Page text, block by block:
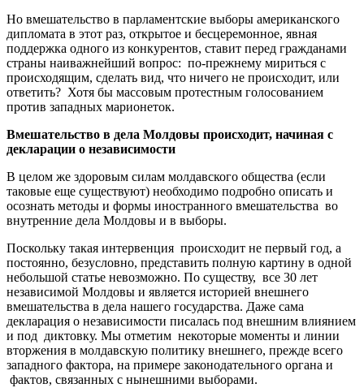
Но вмешательство в парламентские выборы американского
дипломата в этот раз, открытое и бесцеремонное, явная
поддержка одного из конкурентов, ставит перед гражданами
страны наиважнейший вопрос: по-прежнему мириться с
происходящим, сделать вид, что ничего не происходит, или
ответить? Хотя бы массовым протестным голосованием
против западных марионеток.
Вмешательство в дела Молдовы происходит, начиная с
декларации о независимости
В целом же здоровым силам молдавского общества (если
таковые еще существуют) необходимо подробно описать и
осознать методы и формы иностранного вмешательства во
внутренние дела Молдовы и в выборы.
Поскольку такая интервенция происходит не первый год, а
постоянно, безусловно, представить полную картину в одной
небольшой статье невозможно. По существу, все 30 лет
независимой Молдовы и является историей внешнего
вмешательства в дела нашего государства. Даже сама
декларация о независимости писалась под внешним влиянием
и под диктовку. Мы отметим некоторые моменты и линии
вторжения в молдавскую политику внешнего, прежде всего
западного фактора, на примере законодательного органа и
фактов, связанных с нынешними выборами.